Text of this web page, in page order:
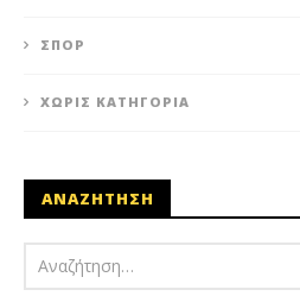
ΣΠΟΡ
ΧΩΡΊΣ ΚΑΤΗΓΟΡΊΑ
ΑΝΑΖΗΤΗΣΗ